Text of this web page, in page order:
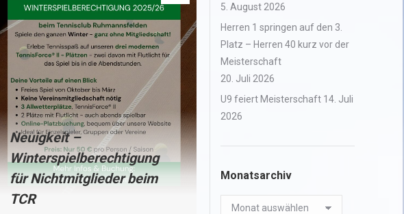
Neuigkeit –
Winterspielberechtigung
für Nichtmitglieder beim
TCR
5. August 2026
Herren 1 springen auf den 3.
Platz – Herren 40 kurz vor der
Meisterschaft
20. Juli 2026
U9 feiert Meisterschaft 14. Juli
2026
Monatsarchiv
Monatsarchiv